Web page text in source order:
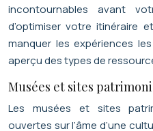
incontournables avant
d’optimiser votre itinéraire
manquer les expériences
aperçu des types de
Musées et sites
Les musées et sites
ouvertes sur l’âme d’une